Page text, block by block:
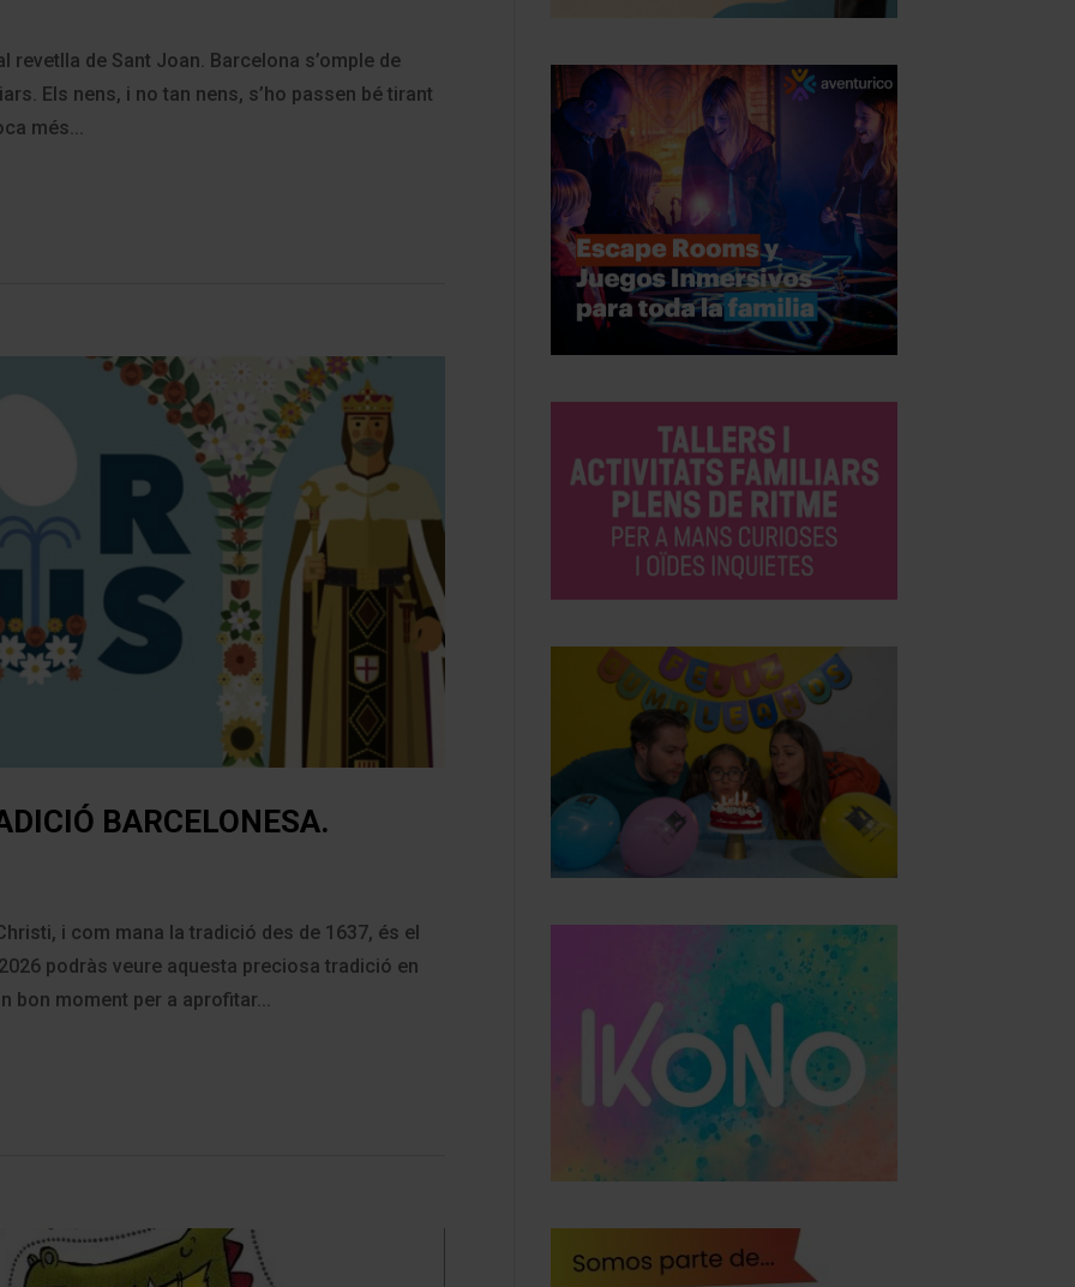
de Sant Joan. Barcelona s’omple de
Els nens, i no tan nens, s’ho passen bé tirant
més...
BARCELONESA.
i com mana la tradició des de 1637, és el
podràs veure aquesta preciosa tradició en
bon moment per a aprofitar...